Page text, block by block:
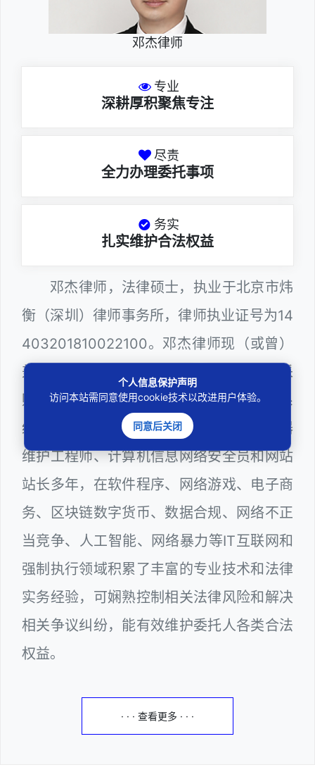
邓杰律师
专业
深耕厚积聚焦专注
尽责
全力办理委托事项
务实
扎实维护合法权益
邓杰律师，法律硕士，执业于北京市炜
衡（深圳）律师事务所，律师执业证号为14
403201810022100。邓杰律师现（或曾）
兼任深圳市人民政府听证员、深圳市政府采
购评审专家（法律类），深圳市某区政府系
统公职律师、WEB前端开发和 WEB服务器
维护工程师、计算机信息网络安全员和网站
站长多年，在软件程序、网络游戏、电子商
务、区块链数字货币、数据合规、网络不正
当竞争、人工智能、网络暴力等IT互联网和
强制执行领域积累了丰富的专业技术和法律
实务经验，可娴熟控制相关法律风险和解决
相关争议纠纷，能有效维护委托人各类合法
权益。
· · · 查看更多 · · ·
个人信息保护声明
访问本站需同意使用cookie技术以改进用户体验。
同意后关闭